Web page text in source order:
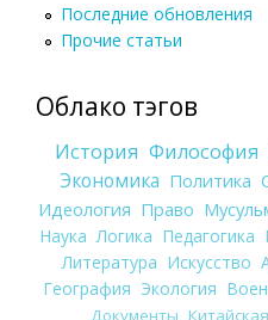
Последние обновления
Прочие статьи
Облако тэгов
История Философия
Экономика Политика
Идеология Право
Наука Логика Педагогика
Литература Искусство
География Экология
Документы